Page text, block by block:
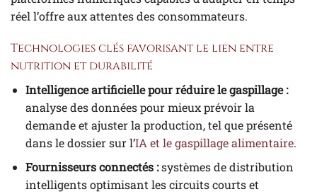
réel l’offre aux attentes des consommateurs.
Technologies clés favorisant le lien entre
nutrition et durabilité
Intelligence artificielle pour réduire le gaspillage :
analyse des données pour mieux prévoir la
demande et ajuster la production, tel que présenté
dans le dossier sur l’IA et le gaspillage alimentaire.
Fournisseurs connectés :systèmes de distribution
intelligents optimisant les circuits courts et